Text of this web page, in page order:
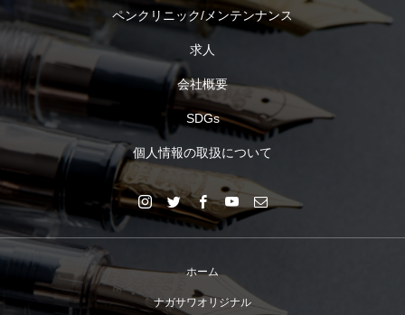
ペンクリニック/メンテンナンス
求人
会社概要
SDGs
個人情報の取扱について
ホーム
ナガサワオリジナル